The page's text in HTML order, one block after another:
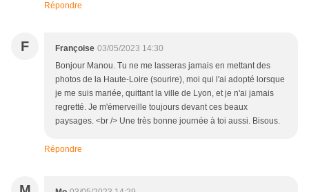
Répondre
F Françoise 03/05/2023 14:30
Bonjour Manou. Tu ne me lasseras jamais en mettant des
photos de la Haute-Loire (sourire), moi qui l'ai adopté lorsque
je me suis mariée, quittant la ville de Lyon, et je n'ai jamais
regretté. Je m'émerveille toujours devant ces beaux
paysages. <br /> Une très bonne journée à toi aussi. Bisous.
Répondre